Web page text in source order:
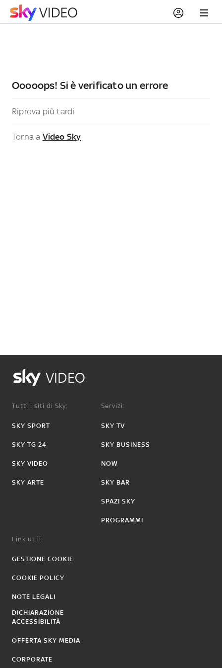
Ooooops! Si è verificato un errore
Riprova più tardi
Torna a Video Sky
VIDEO
Tutti i siti di Sky:
SKY SPORT
SKY TG 24
SKY VIDEO
SKY ARTE
Servizi:
SKY TV
SKY BUSINESS
NOW
SKY BAR
SPAZI SKY
PROGRAMMI
Link utili:
GESTIONE COOKIE
COOKIE POLICY
NOTE LEGALI
DICHIARAZIONE
ACCESSIBILITÀ
OFFERTA SKY MEDIA
CORPORATE